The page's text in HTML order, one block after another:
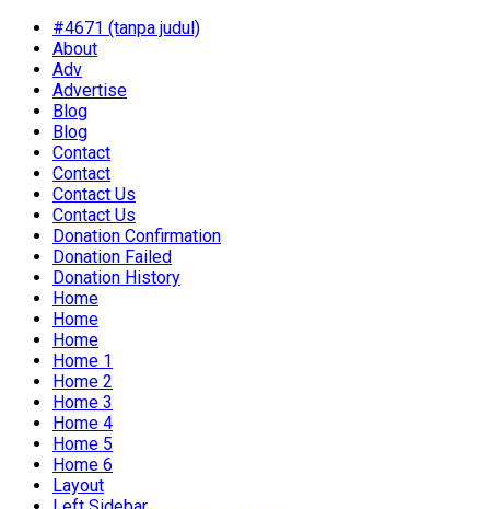
#4671 (tanpa judul)
About
Adv
Advertise
Blog
Blog
Contact
Contact
Contact Us
Contact Us
Donation Confirmation
Donation Failed
Donation History
Home
Home
Home
Home 1
Home 2
Home 3
Home 4
Home 5
Home 6
Layout